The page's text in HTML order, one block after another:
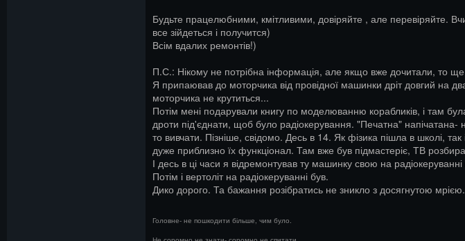
Будьте працелюбними, кмітливими, довіряйте , але перевіряйте.
все зійдеться і получится)
Всім вдалих ремонтів!)
П.С.: Нікому не потрібна інформація, але якщо вже дочитали, то
Я припаював до моторчика від провідної машинки дріт довгий на
моторчика не крутиться...
Потім мені подарували книгу по моделюванню корабликів, і там
дроти під'єднати, щоб було радіокерування. "Печатна" напічатана-
то вивчати. Пізніше, свідомо. Десь в 14. Як фізика пішла в школі,
дуже приблизно їх функціонал. Там вже був підмастеріє, ТВ
І десь в ці часи я відремонтував ту машинку свою на
Потім і вертоліт на радіокеруванні був.
Дико дорого. Та бажання розібратись не зникло з досягнутою
Головне- не пошкодити більше, чим було.